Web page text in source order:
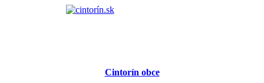
Cintorín obce